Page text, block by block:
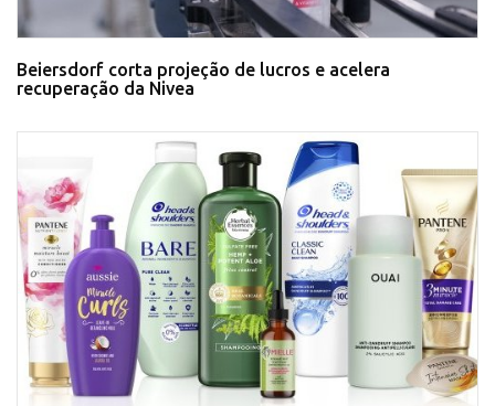
Beiersdorf corta projeção de lucros e acelera
recuperação da Nivea